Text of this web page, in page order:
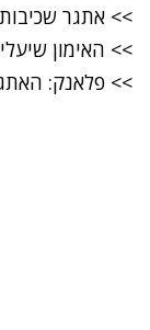
>> אתגר
>> האימון
>> פלאנק: